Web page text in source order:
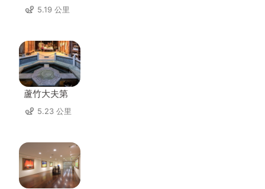
5.19 公里
蘆竹大夫第
5.23 公里